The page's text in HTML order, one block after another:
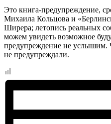
Это книга-предупреждение,
Михаила Кольцова и
Ширера; летопись реальных
можем увидеть возможное
предупреждение не услышим.
не предупреждали.